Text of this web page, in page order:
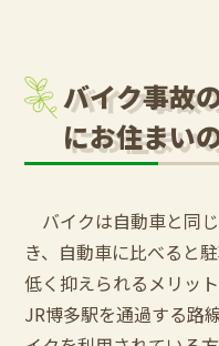
バイク事故
にお住まい
バイクは自動車と同
き、自動車に比べると
低く抑えられるメリッ
JR博多駅を通過する路